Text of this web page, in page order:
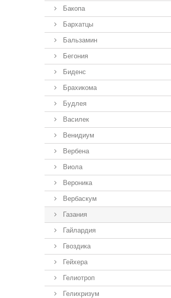
Бакопа
Бархатцы
Бальзамин
Бегония
Биденс
Брахикома
Будлея
Василек
Венидиум
Вербена
Виола
Вероника
Вербаскум
Газания
Гайлардия
Гвоздика
Гейхера
Гелиотроп
Гелихризум